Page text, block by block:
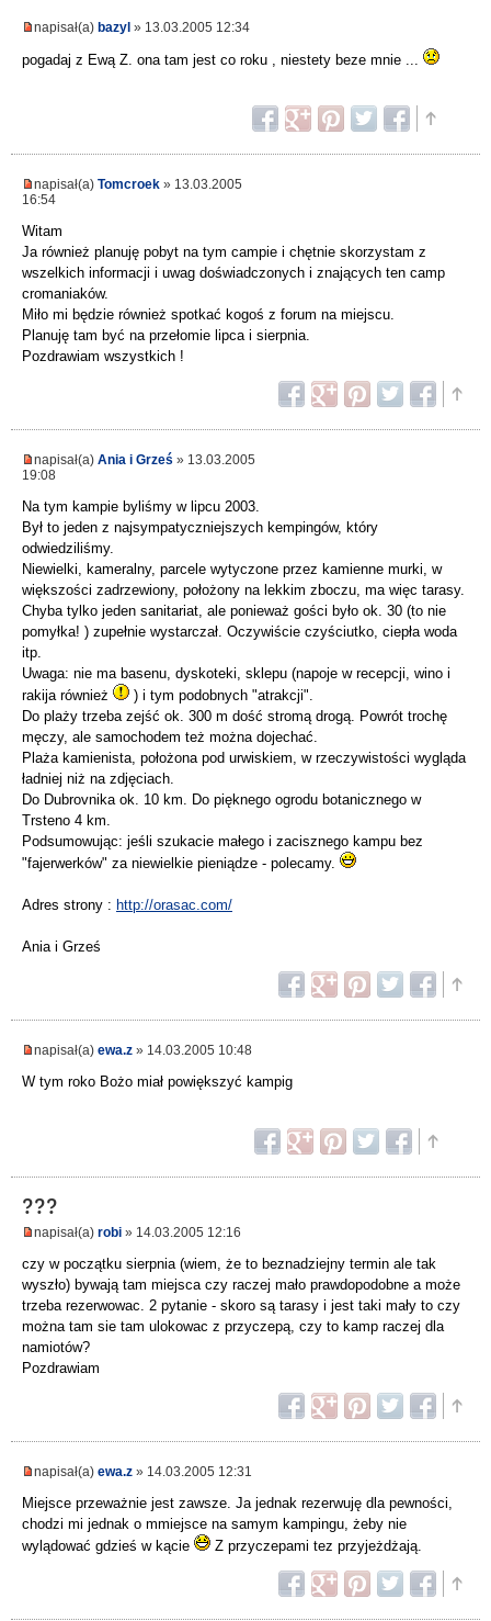
napisał(a) bazyl » 13.03.2005 12:34
pogadaj z Ewą Z. ona tam jest co roku , niestety beze mnie ...
napisał(a) Tomcroek » 13.03.2005
16:54
Witam
Ja również planuję pobyt na tym campie i chętnie skorzystam z
wszelkich informacji i uwag doświadczonych i znających ten camp
cromaniaków.
Miło mi będzie również spotkać kogoś z forum na miejscu.
Planuję tam być na przełomie lipca i sierpnia.
Pozdrawiam wszystkich !
napisał(a) Ania i Grześ » 13.03.2005
19:08
Na tym kampie byliśmy w lipcu 2003.
Był to jeden z najsympatyczniejszych kempingów, który
odwiedziliśmy.
Niewielki, kameralny, parcele wytyczone przez kamienne murki, w
większości zadrzewiony, położony na lekkim zboczu, ma więc tarasy.
Chyba tylko jeden sanitariat, ale ponieważ gości było ok. 30 (to nie
pomyłka! ) zupełnie wystarczał. Oczywiście czyściutko, ciepła woda
itp.
Uwaga: nie ma basenu, dyskoteki, sklepu (napoje w recepcji, wino i
rakija również
) i tym podobnych "atrakcji".
Do plaży trzeba zejść ok. 300 m dość stromą drogą. Powrót trochę
męczy, ale samochodem też można dojechać.
Plaża kamienista, położona pod urwiskiem, w rzeczywistości wygląda
ładniej niż na zdjęciach.
Do Dubrovnika ok. 10 km. Do pięknego ogrodu botanicznego w
Trsteno 4 km.
Podsumowując: jeśli szukacie małego i zacisznego kampu bez
"fajerwerków" za niewielkie pieniądze - polecamy.
Adres strony : http://orasac.com/
Ania i Grześ
napisał(a) ewa.z » 14.03.2005 10:48
W tym roko Bożo miał powiększyć kampig
???
napisał(a) robi » 14.03.2005 12:16
czy w początku sierpnia (wiem, że to beznadziejny termin ale tak
wyszło) bywają tam miejsca czy raczej mało prawdopodobne a może
trzeba rezerwowac. 2 pytanie - skoro są tarasy i jest taki mały to czy
można tam sie tam ulokowac z przyczepą, czy to kamp raczej dla
namiotów?
Pozdrawiam
napisał(a) ewa.z » 14.03.2005 12:31
Miejsce przeważnie jest zawsze. Ja jednak rezerwuję dla pewności,
chodzi mi jednak o mmiejsce na samym kampingu, żeby nie
wylądować gdzieś w kącie
Z przyczepami tez przyjeżdżają.